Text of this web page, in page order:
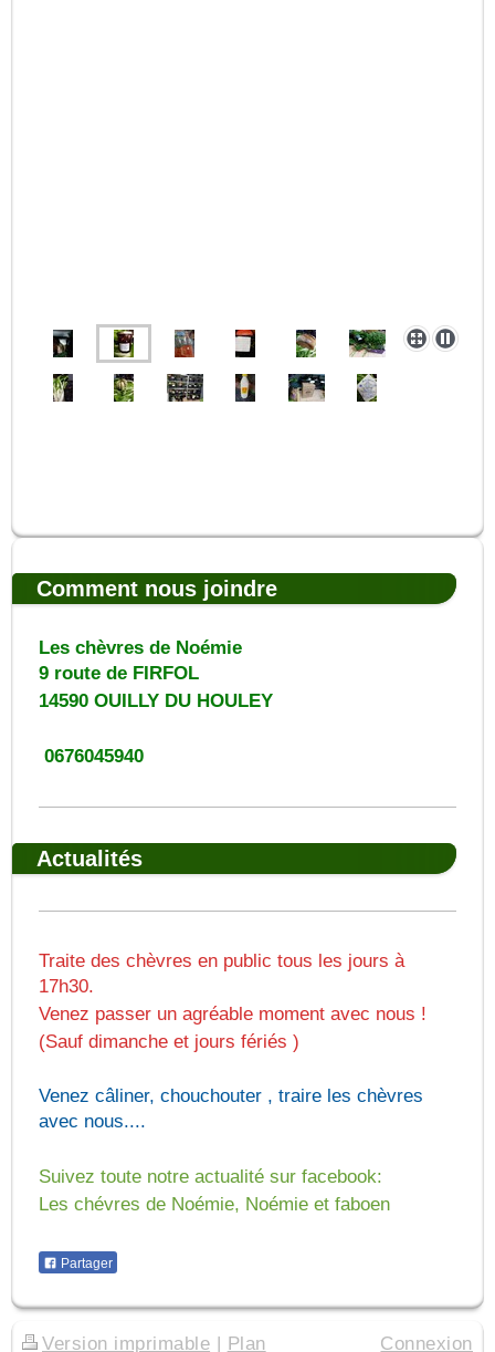
Comment nous joindre
Les chèvres de Noémie
9 route de FIRFOL
14590 OUILLY DU HOULEY
0676045940
Actualités
Traite des chèvres en public tous les jours à
17h30.
Venez passer un agréable moment avec nous !
(Sauf dimanche et jours fériés )
Venez câliner, chouchouter , traire les chèvres
avec nous....
Suivez toute notre actualité sur facebook:
Les chévres de Noémie, Noémie et faboen
Partager
Version imprimable | Plan Connexion